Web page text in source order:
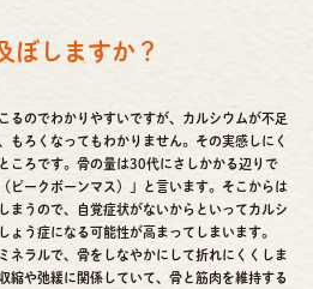
ぼしますか？
るのでわかりやすいですが、カルシウムが不足
もろくなってもわかりません。その実感しにく
ころです。骨の量は30代にさしかかる辺りで
ピークボーンマス）」と言います。そこからは
まうので、自覚症状がないからといってカルシ
ょう症になる可能性が高まってしまいます。
ネラルで、骨をしなやかにして折れにくくしま
縮や弛緩に関係していて、骨と筋肉を維持する